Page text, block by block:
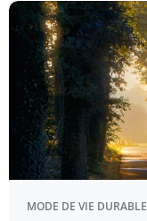
MODE DE VIE DURABLE